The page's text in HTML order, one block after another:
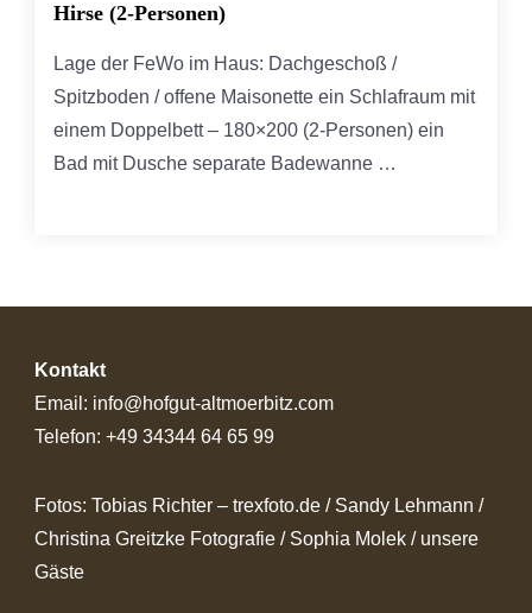
Hirse (2-Personen)
Lage der FeWo im Haus: Dachgeschoß /
Spitzboden / offene Maisonette ein Schlafraum mit
einem Doppelbett – 180×200 (2-Personen) ein
Bad mit Dusche separate Badewanne …
Kontakt
Email: info@hofgut-altmoerbitz.com
Telefon: +49 34344 64 65 99
Fotos: Tobias Richter – trexfoto.de / Sandy Lehmann /
Christina Greitzke Fotografie / Sophia Molek / unsere
Gäste